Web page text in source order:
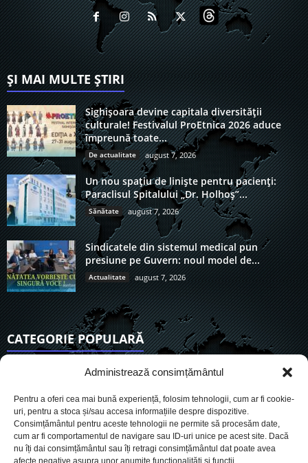
Administrează consimțământul
Pentru a oferi cea mai bună experiență, folosim tehnologii, cum ar fi cookie-
uri, pentru a stoca și/sau accesa informațiile despre dispozitive.
Consimțământul pentru aceste tehnologii ne permite să procesăm date,
cum ar fi comportamentul de navigare sau ID-uri unice pe acest site. Dacă
nu îți dai consimțământul sau îți retragi consimțământul dat poate avea
afecte negative asupra unor anumite funcționalități și funcții.
ȘI MAI MULTE ȘTIRI
Sighișoara devine capitala diversității
culturale! Festivalul ProEtnica 2026 aduce
împreună toate...
De actualitate august 7, 2026
Un nou spațiu de liniște pentru pacienți:
Paraclisul Spitalului „Dr. Holhoș”...
Sănătate august 7, 2026
Sindicatele din sistemul medical pun
presiune pe Guvern: noul model de...
Actualitate august 7, 2026
CATEGORIE POPULARĂ
6911
Social
Politic
Economie